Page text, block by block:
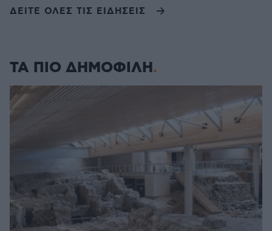
ΔΕΙΤΕ ΟΛΕΣ ΤΙΣ ΕΙΔΗΣΕΙΣ
ΤΑ ΠΙΟ ΔΗΜΟΦΙΛΗ